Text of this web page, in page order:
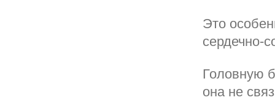
Это
сердечно-
Головную
она не